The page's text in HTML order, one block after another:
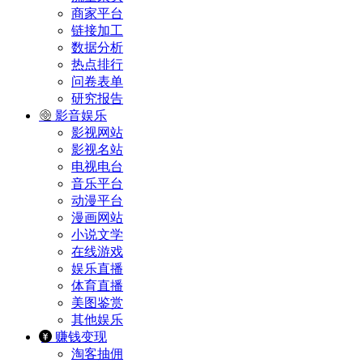
商家平台
链接加工
数据分析
热点排行
问卷表单
研究报告
影音娱乐
影视网站
影视名站
电视电台
音乐平台
动漫平台
漫画网站
小说文学
在线游戏
娱乐直播
体育直播
美图鉴赏
其他娱乐
赚钱变现
淘客抽佣